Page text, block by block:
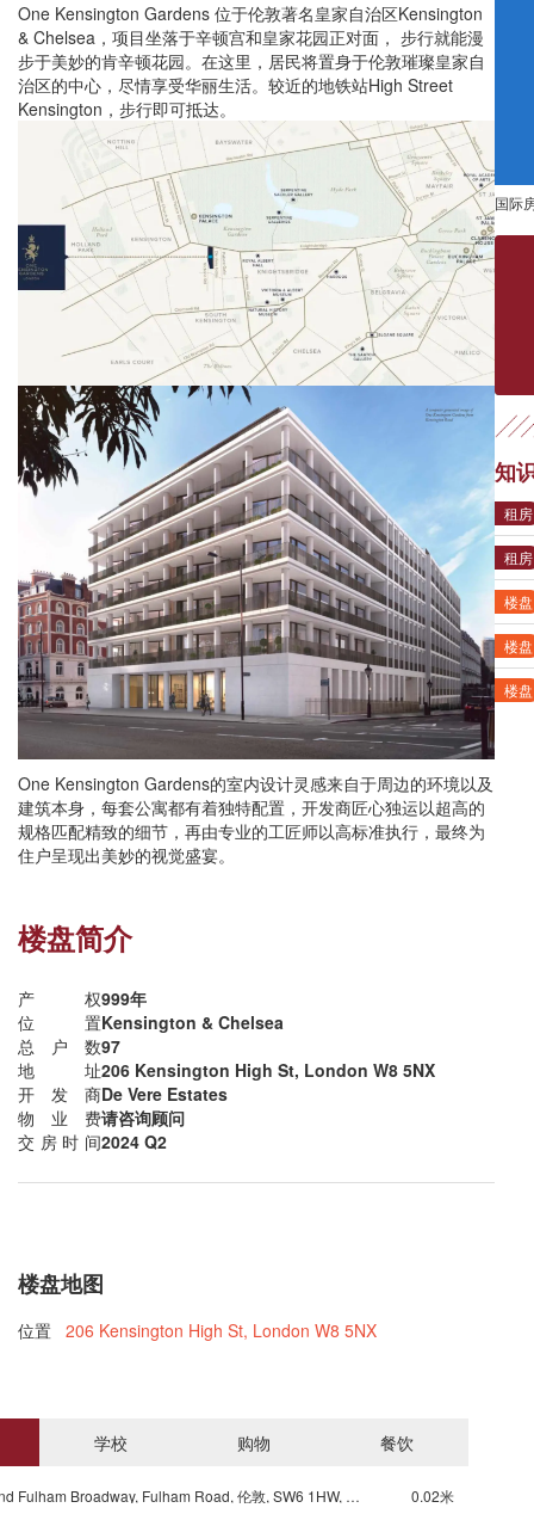
One Kensington Gardens 位于伦敦著名皇家自治区Kensington
& Chelsea，项目坐落于辛顿宫和皇家花园正对面， 步行就能漫
步于美妙的肯辛顿花园。在这里，居民将置身于伦敦璀璨皇家自
治区的中心，尽情享受华丽生活。较近的地铁站High Street
Kensington，步行即可抵达。
One Kensington Gardens的室内设计灵感来自于周边的环境以及
建筑本身，每套公寓都有着独特配置，开发商匠心独运以超高的
规格匹配精致的细节，再由专业的工匠师以高标准执行，最终为
住户呈现出美妙的视觉盛宴。
楼盘简介
产权999年
位置Kensington & Chelsea
总户数97
地址206 Kensington High St, London W8 5NX
开发商De Vere Estates
物业费请咨询顾问
交房时间2024 Q2
国际
知
租房
租房
楼盘
楼盘
楼盘
楼盘地图
位置 206 Kensington High St, London W8 5NX
学校 购物 餐饮
Underground Fulham Broadway, Fulham Road, 伦敦, SW6 1HW, 英国 0.02米